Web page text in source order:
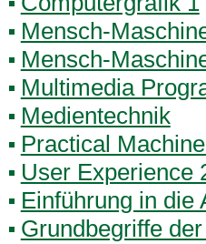
Mensch-
Mensch-
Multimedia
Medientechnik
Practical
User Experience
Einführung in die
Grundbegriffe